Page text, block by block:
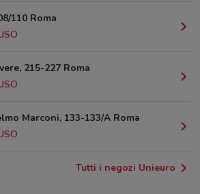
110 Roma
215-227 Roma
Marconi, 133-133/A Roma
Tutti i negozi Unieuro